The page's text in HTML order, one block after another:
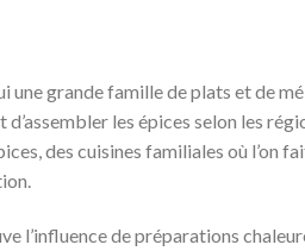
une grande famille de plats et de
d’assembler les épices selon les
des cuisines familiales où
l’influence de préparations